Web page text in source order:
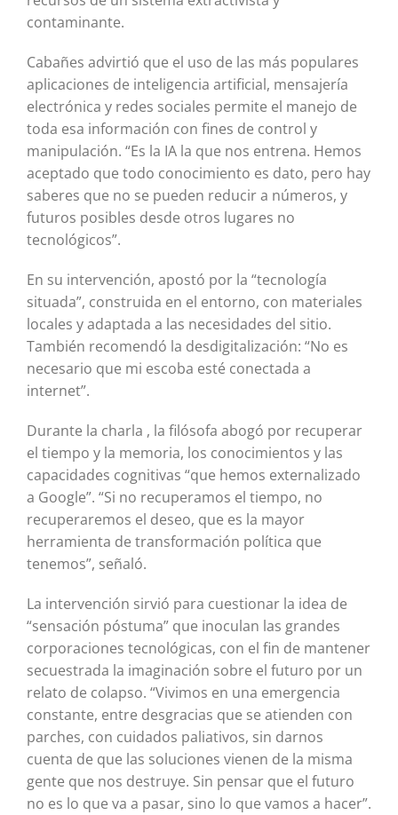
contaminante.
Cabañes advirtió que el uso de las más populares
aplicaciones de inteligencia artificial, mensajería
electrónica y redes sociales permite el manejo de
toda esa información con fines de control y
manipulación. “Es la IA la que nos entrena. Hemos
aceptado que todo conocimiento es dato, pero hay
saberes que no se pueden reducir a números, y
futuros posibles desde otros lugares no
tecnológicos”.
En su intervención, apostó por la “tecnología
situada”, construida en el entorno, con materiales
locales y adaptada a las necesidades del sitio.
También recomendó la desdigitalización: “No es
necesario que mi escoba esté conectada a
internet”.
Durante la charla , la filósofa abogó por recuperar
el tiempo y la memoria, los conocimientos y las
capacidades cognitivas “que hemos externalizado
a Google”. “Si no recuperamos el tiempo, no
recuperaremos el deseo, que es la mayor
herramienta de transformación política que
tenemos”, señaló.
La intervención sirvió para cuestionar la idea de
“sensación póstuma” que inoculan las grandes
corporaciones tecnológicas, con el fin de mantener
secuestrada la imaginación sobre el futuro por un
relato de colapso. “Vivimos en una emergencia
constante, entre desgracias que se atienden con
parches, con cuidados paliativos, sin darnos
cuenta de que las soluciones vienen de la misma
gente que nos destruye. Sin pensar que el futuro
no es lo que va a pasar, sino lo que vamos a hacer”.